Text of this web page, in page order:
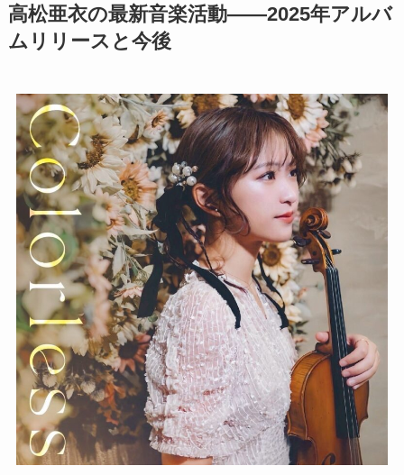
高松亜衣の最新音楽活動——2025年アルバ
ムリリースと今後